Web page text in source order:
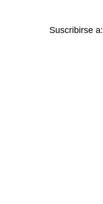
Suscribirse a: